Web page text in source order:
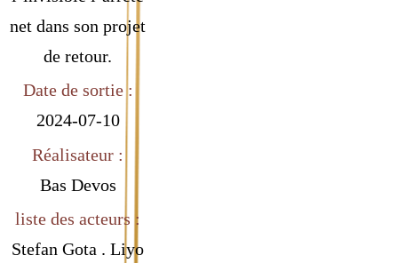
net dans son projet
de retour.
Date de sortie :
2024-07-10
Réalisateur :
Bas Devos
liste des acteurs :
Stefan Gota . Liyo